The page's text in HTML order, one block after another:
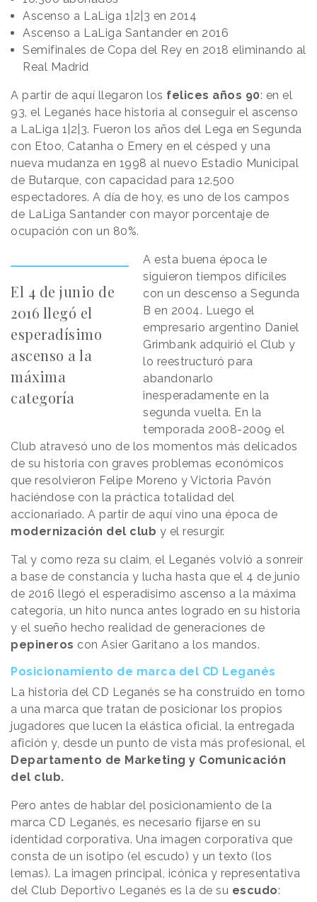
Ascenso a LaLiga 1|2|3 en 2014
Ascenso a LaLiga Santander en 2016
Semifinales de Copa del Rey en 2018 eliminando al
Real Madrid
A partir de aquí llegaron los felices años 90: en el
93, el Leganés hace historia al conseguir el ascenso
a LaLiga 1|2|3. Fueron los años del Lega en Segunda
con Etoo, Catanha o Emery en el césped y una
nueva mudanza en 1998 al nuevo Estadio Municipal
de Butarque, con capacidad para 12.500
espectadores. A día de hoy, es uno de los campos
de LaLiga Santander con mayor porcentaje de
ocupación con un 80%.
El 4 de junio de
2016 llegó el
esperadísimo
ascenso a la
máxima
categoría
A esta buena época le
siguieron tiempos difíciles
con un descenso a Segunda
B en 2004. Luego el
empresario argentino Daniel
Grimbank adquirió el Club y
lo reestructuró para
abandonarlo
inesperadamente en la
segunda vuelta. En la
temporada 2008-2009 el
Club atravesó uno de los momentos más delicados
de su historia con graves problemas económicos
que resolvieron Felipe Moreno y Victoria Pavón
haciéndose con la práctica totalidad del
accionariado. A partir de aquí vino una época de
modernización del club y el resurgir.
Tal y como reza su claim, el Leganés volvió a sonreír
a base de constancia y lucha hasta que el 4 de junio
de 2016 llegó el esperadísimo ascenso a la máxima
categoría, un hito nunca antes logrado en su historia
y el sueño hecho realidad de generaciones de
pepineros con Asier Garitano a los mandos.
Posicionamiento de marca del CD Leganés
La historia del CD Leganés se ha construido en torno
a una marca que tratan de posicionar los propios
jugadores que lucen la elástica oficial, la entregada
afición y, desde un punto de vista más profesional, el
Departamento de Marketing y Comunicación
del club.
Pero antes de hablar del posicionamiento de la
marca CD Leganés, es necesario fijarse en su
identidad corporativa. Una imagen corporativa que
consta de un isotipo (el escudo) y un texto (los
lemas). La imagen principal, icónica y representativa
del Club Deportivo Leganés es la de su escudo: